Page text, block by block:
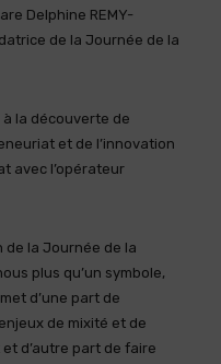
Delphine REMY-
de la Journée de la
à la découverte de
et de l’innovation
avec l’opérateur
de la Journée de la
plus qu’un symbole,
d’une part de
de mixité et de
d’autre part de faire